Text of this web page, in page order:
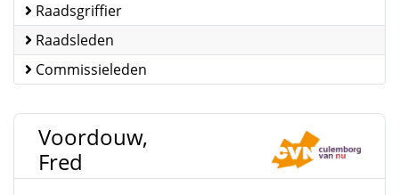
Raadsgriffier
Raadsleden
Commissieleden
Voordouw,
Fred